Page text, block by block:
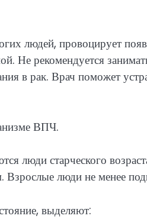
людей, провоцирует
Не рекомендуется
в рак. Врач поможет
ВПЧ.
люди старческого
Взрослые люди не менее
выделяют: